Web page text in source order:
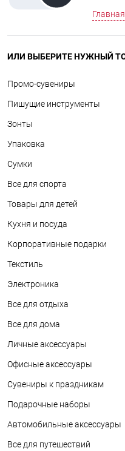
ИЛИ ВЫБЕРИТЕ НУЖНЫЙ
Промо-сувениры
Пишущие инструменты
Зонты
Упаковка
Сумки
Все для спорта
Товары для детей
Кухня и посуда
Корпоративные подарки
Текстиль
Электроника
Все для отдыха
Все для дома
Личные аксессуары
Офисные аксессуары
Сувениры к праздникам
Подарочные наборы
Автомобильные аксессуары
Все для путешествий